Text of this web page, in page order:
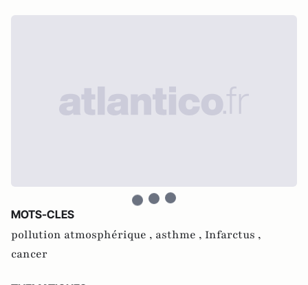
MOTS-CLES
pollution atmosphérique , asthme , Infarctus ,
cancer